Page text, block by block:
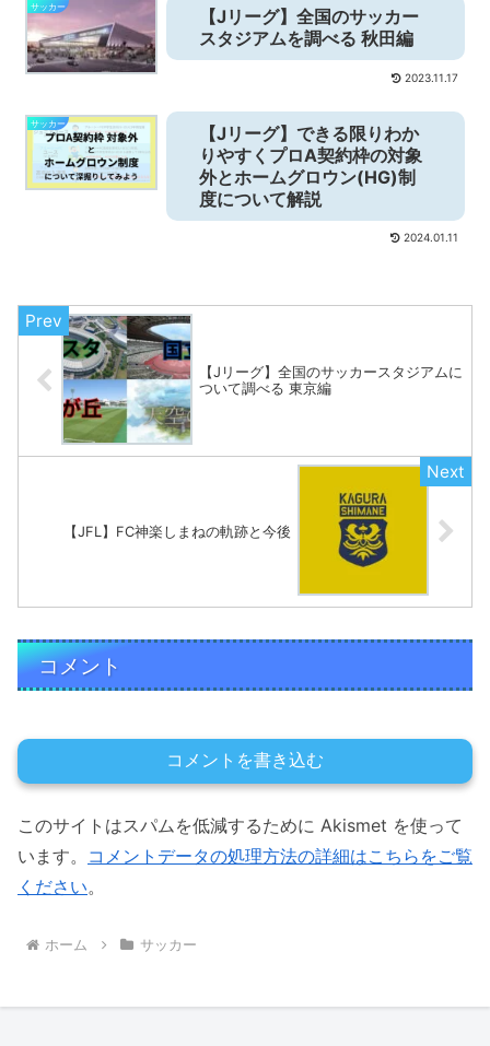
サッカー
【Jリーグ】全国のサッカー
スタジアムを調べる 秋田編
2023.11.17
サッカー
【Jリーグ】できる限りわか
りやすくプロA契約枠の対象
外とホームグロウン(HG)制
度について解説
2024.01.11
【Jリーグ】全国のサッカースタジアムに
ついて調べる 東京編
【JFL】FC神楽しまねの軌跡と今後
コメント
コメントを書き込む
このサイトはスパムを低減するために Akismet を使って
います。 コメントデータの処理方法の詳細はこちらをご覧
ください。
ホーム サッカー